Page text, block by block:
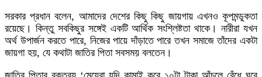
সরকার প্রধান বলেন, আমাদের দেশের কিছু কিছু জায়গায় এখনও কূপমন্ডুকতা
রয়েছে। কিন্তু সবকিছুর সঙ্গেই একটি আর্থিক সংশ্লিষ্টতা থাকে। নারীরা যখন
অর্থ উপার্জন করতে পারে, নিজের পায়ে দাঁড়াতে পারে তখন সমাজে তাঁদের একটা
জায়গা হয়, যে কথাটা জাতির পিতা সবসময় বলতেন।